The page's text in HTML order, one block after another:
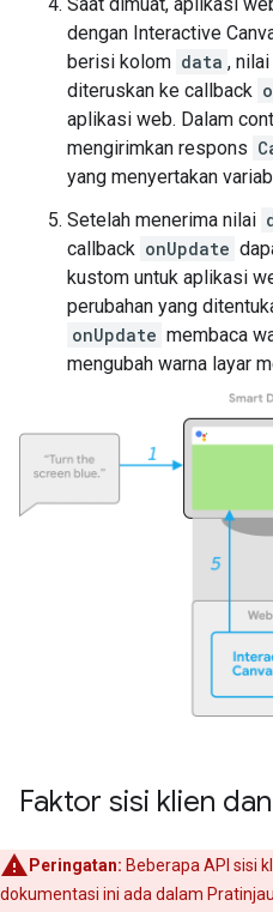
dengan Interactive
berisi kolom data ,
diteruskan ke callback
aplikasi web. Dalam
mengirimkan respons
yang menyertakan
Setelah menerima nilai
callback onUpdate
kustom untuk aplikasi
perubahan yang
onUpdate membaca
mengubah warna layar
Faktor sisi klien
Peringatan: Beberapa API sisi
dokumentasi ini ada dalam